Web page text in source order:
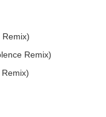
Remix)
Remix)